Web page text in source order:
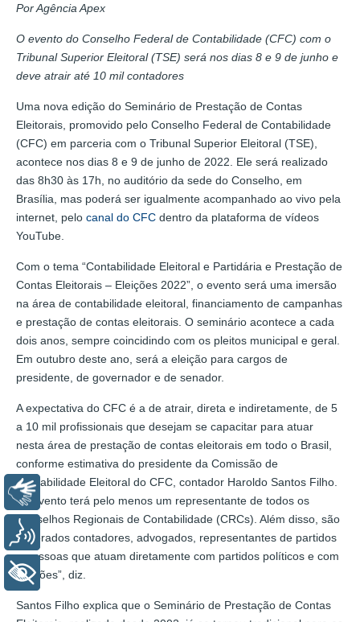
Por Agência Apex
O evento do Conselho Federal de Contabilidade (CFC) com o
Tribunal Superior Eleitoral (TSE) será nos dias 8 e 9 de junho e
deve atrair até 10 mil contadores
Uma nova edição do Seminário de Prestação de Contas
Eleitorais, promovido pelo Conselho Federal de Contabilidade
(CFC) em parceria com o Tribunal Superior Eleitoral (TSE),
acontece nos dias 8 e 9 de junho de 2022. Ele será realizado
das 8h30 às 17h, no auditório da sede do Conselho, em
Brasília, mas poderá ser igualmente acompanhado ao vivo pela
internet, pelo canal do CFC dentro da plataforma de vídeos
YouTube.
Com o tema “Contabilidade Eleitoral e Partidária e Prestação de
Contas Eleitorais – Eleições 2022”, o evento será uma imersão
na área de contabilidade eleitoral, financiamento de campanhas
e prestação de contas eleitorais. O seminário acontece a cada
dois anos, sempre coincidindo com os pleitos municipal e geral.
Em outubro deste ano, será a eleição para cargos de
presidente, de governador e de senador.
A expectativa do CFC é a de atrair, direta e indiretamente, de 5
a 10 mil profissionais que desejam se capacitar para atuar
nesta área de prestação de contas eleitorais em todo o Brasil,
conforme estimativa do presidente da Comissão de
Contabilidade Eleitoral do CFC, contador Haroldo Santos Filho.
“O evento terá pelo menos um representante de todos os
Conselhos Regionais de Contabilidade (CRCs). Além disso, são
esperados contadores, advogados, representantes de partidos
e pessoas que atuam diretamente com partidos políticos e com
eleições”, diz.
Santos Filho explica que o Seminário de Prestação de Contas
Voz
+ Acessibilidade